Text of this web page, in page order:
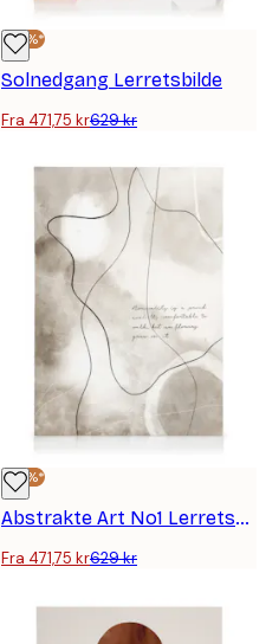
-25%*
Solnedgang Lerretsbilde
Fra 471,75 kr629 kr
-25%*
Abstrakte Art No1 Lerretsbilde
Fra 471,75 kr629 kr